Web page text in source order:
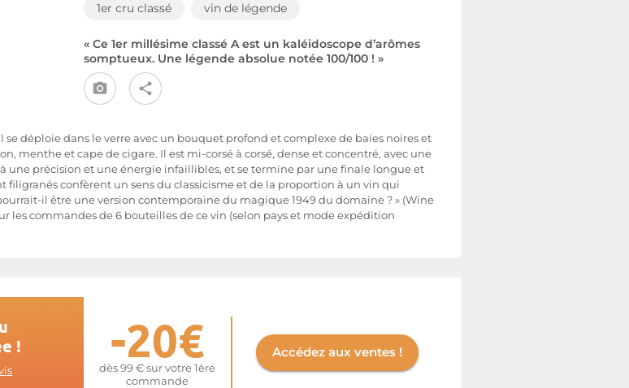
1er cru classé
vin de légende
« Ce 1er millésime classé A est un kaléidoscope d’arômes
somptueux. Une légende absolue notée 100/100 ! »
se déploie dans le verre avec un bouquet profond et complexe de baies noires et
menthe et cape de cigare. Il est mi-corsé à corsé, dense et concentré, avec une
une précision et une énergie infaillibles, et se termine par une finale longue et
confèrent un sens du classicisme et de la proportion à un vin qui
il être une version contemporaine du magique 1949 du domaine ? » (Wine
les commandes de 6 bouteilles de ce vin (selon pays et mode expédition
!
-20€
dès 99 € sur votre 1ère
commande
Accédez aux ventes !